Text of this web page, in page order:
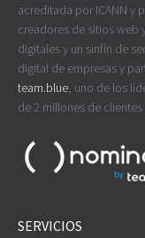
acreditada por ICANN y
creadores de sitios web
digitales y un sinfín de
digital de empresas y
team.blue, uno de los
de 2 millones de
SERVICIOS